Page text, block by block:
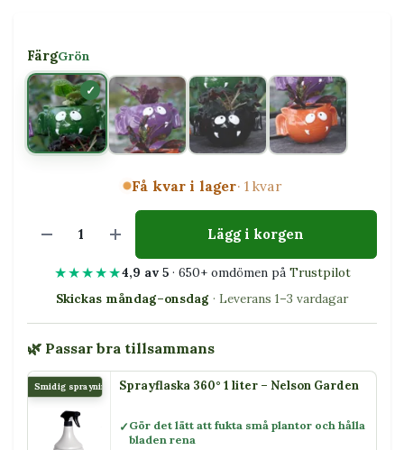
FärgGrön
Få kvar i lager· 1 kvar
Lägg i korgen
★★★★★4,9 av 5· 650+ omdömen på Trustpilot
Skickas måndag–onsdag · Leverans 1–3 vardagar
🌿 Passar bra tillsammans
Smidig sprayning Sprayflaska 360° 1 liter – Nelson Garden
Gör det lätt att fukta små plantor och hålla
bladen rena